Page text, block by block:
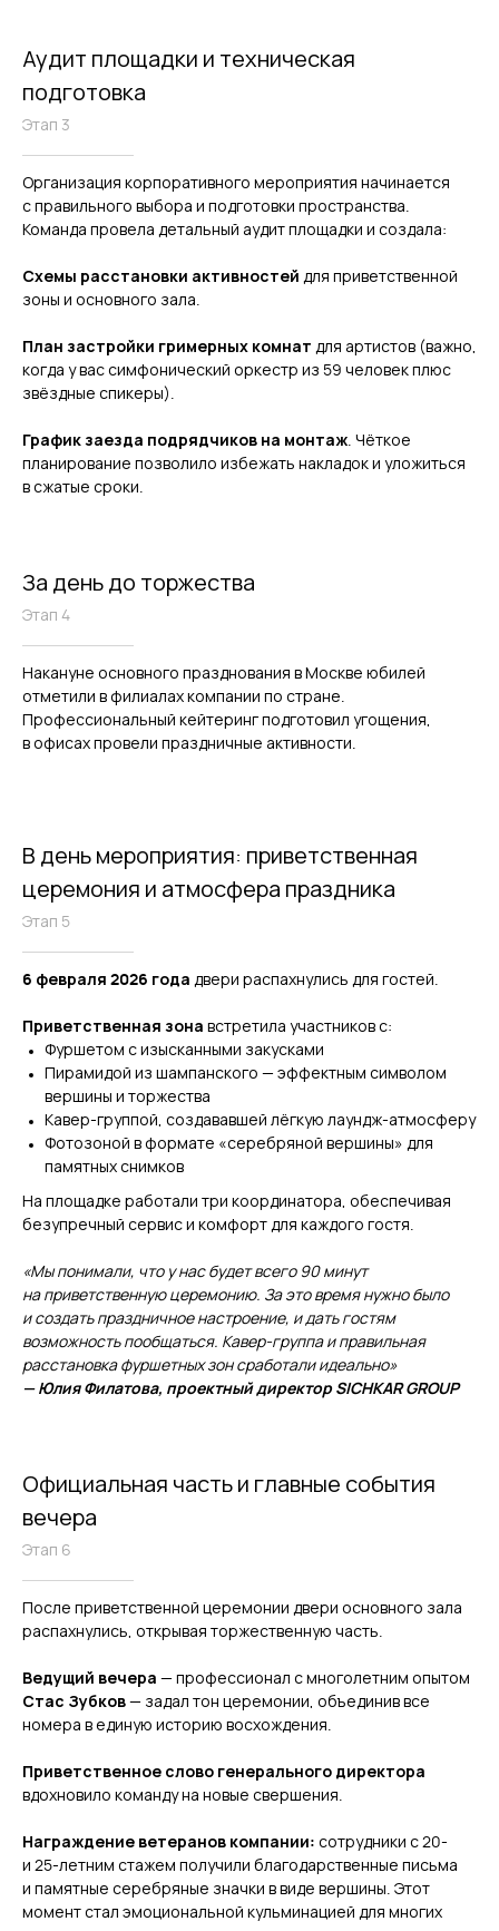
Аудит площадки и техническая
подготовка
Этап 3
Организация корпоративного мероприятия начинается
с правильного выбора и подготовки пространства.
Команда провела детальный аудит площадки и создала:
Схемы расстановки активностей для приветственной
зоны и основного зала.
План застройки гримерных комнат для артистов (важно,
когда у вас симфонический оркестр из 59 человек плюс
звёздные спикеры).
График заезда подрядчиков на монтаж. Чёткое
планирование позволило избежать накладок и уложиться
в сжатые сроки.
За день до торжества
Этап 4
Накануне основного празднования в Москве юбилей
отметили в филиалах компании по стране.
Профессиональный кейтеринг подготовил угощения,
в офисах провели праздничные активности.
В день мероприятия: приветственная
церемония и атмосфера праздника
Этап 5
6 февраля 2026 года двери распахнулись для гостей.
Приветственная зона встретила участников с:
Фуршетом с изысканными закусками
Пирамидой из шампанского — эффектным символом
вершины и торжества
Кавер-группой, создававшей лёгкую лаундж-атмосферу
Фотозоной в формате «серебряной вершины» для
памятных снимков
На площадке работали три координатора, обеспечивая
безупречный сервис и комфорт для каждого гостя.
«Мы понимали, что у нас будет всего 90 минут
на приветственную церемонию. За это время нужно было
и создать праздничное настроение, и дать гостям
возможность пообщаться. Кавер-группа и правильная
расстановка фуршетных зон сработали идеально»
— Юлия Филатова, проектный директор SICHKAR GROUP
Официальная часть и главные события
вечера
Этап 6
После приветственной церемонии двери основного зала
распахнулись, открывая торжественную часть.
Ведущий вечера — профессионал с многолетним опытом
Стас Зубков — задал тон церемонии, объединив все
номера в единую историю восхождения.
Приветственное слово генерального директора
вдохновило команду на новые свершения.
Награждение ветеранов компании: сотрудники с 20-
и 25-летним стажем получили благодарственные письма
и памятные серебряные значки в виде вершины. Этот
момент стал эмоциональной кульминацией для многих